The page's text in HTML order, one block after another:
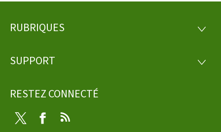
Pied
page
RUBRIQUES
SUPPORT
RESTEZ CONNECTÉ
Twitter Facebook